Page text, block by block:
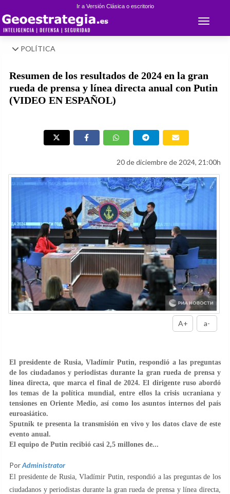
Ir a Versión Clásica o escritorio
Toggle
POLÍTICA
Resumen de los resultados de 2024 en la gran
rueda de prensa y línea directa anual con Putin
(VIDEO EN ESPAÑOL)
20 de diciembre de 2024, 21:00h
A+ a-
El presidente de Rusia, Vladímir Putin, respondió a las preguntas
de los ciudadanos y periodistas durante la gran rueda de prensa y
línea directa, que marca el final de 2024. El dirigente ruso abordó
los temas de la política mundial, entre ellos la crisis ucraniana y
tensiones en Oriente Medio, así como los asuntos internos del país
euroasiático.
Sputnik te presenta la transmisión en vivo y los datos clave de este
evento anual.
El equipo de Putin recibió casi 2,5 millones de...
PorAdministrator
El presidente de Rusia, Vladímir Putin, respondió a las preguntas de los
ciudadanos y periodistas durante la gran rueda de prensa y línea directa,